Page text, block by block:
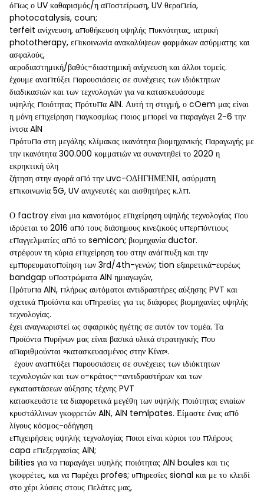
όπως ο UV καθαρισμός/η αποστείρωση, UV θεραπεία,
photocatalysis, coun;
terfeit ανίχνευση, αποθήκευση υψηλής πυκνότητας, ιατρική
phototherapy, επικοινωνία ανακαλύψεων φαρμάκων ασύρματης και
ασφαλούς,
αεροδιαστημική/βαθύς-διαστημική ανίχνευση και άλλοι τομείς.
έχουμε αναπτύξει παρουσιάσεις σε συνέχειες των ιδιόκτητων
διαδικασιών και των τεχνολογιών για να κατασκευάσουμε
υψηλής ποιότητας πρότυπα AlN. Αυτή τη στιγμή, ο cOem μας είναι
η μόνη επιχείρηση παγκοσμίως ποιος μπορεί να παραγάγει 2-6 την
ίντσα AlN
πρότυπα στη μεγάλης κλίμακας ικανότητα βιομηχανικής παραγωγής με
την ικανότητα 300.000 κομματιών να συναντηθεί το 2020 η
εκρηκτική ύλη
ζήτηση στην αγορά από την uvc-ΟΔΗΓΗΜΕΝΗ, ασύρματη
επικοινωνία 5G, UV ανιχνευτές και αισθητήρες κ.λπ.
Ο factroy είναι μια καινοτόμος επιχείρηση υψηλής τεχνολογίας που
ιδρύεται το 2016 από τους διάσημους κινεζικούς υπερπόντιους
επαγγελματίες από το semicon; βιομηχανία ductor.
στρέφουν τη κύρια επιχείρηση του στην ανάπτυξη και την
εμπορευματοποίηση των 3rd/4th-γενών; tion εξαιρετικά-ευρέως
bandgap υποστρώματα AlN ημιαγωγών,
Πρότυπα AlN, πλήρως αυτόματοι αντιδραστήρες αύξησης PVT και
σχετικά προϊόντα και υπηρεσίες για τις διάφορες βιομηχανίες υψηλής
τεχνολογίας.
έχει αναγνωριστεί ως σφαιρικός ηγέτης σε αυτόν τον τομέα. Τα
προϊόντα πυρήνων μας είναι βασικά υλικά στρατηγικής που
απαριθμούνται «κατασκευασμένος στην Κίνα».
έχουν αναπτύξει παρουσιάσεις σε συνέχειες των ιδιόκτητων
τεχνολογιών και των ο-κράτος--αντιδραστήρων και των
εγκαταστάσεων αύξησης τέχνης PVT
κατασκευάστε τα διαφορετικά μεγέθη των υψηλής ποιότητας ενιαίων
κρυστάλλινων γκοφρετών AlN, AlN temlpates. Είμαστε ένας από
λίγους κόσμος-οδήγηση
επιχειρήσεις υψηλής τεχνολογίας ποιοι είναι κύριοι του πλήρους
capa επεξεργασίας AlN;
bilities για να παραγάγει υψηλής ποιότητας AlN boules και τις
γκοφρέτες, και να παρέχει profes; υπηρεσίες sional και με το κλειδί
στο χέρι λύσεις στους πελάτες μας,